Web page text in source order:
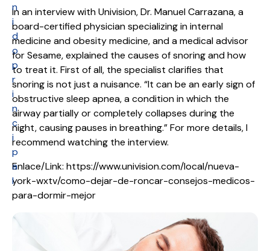
n
i
d
o
p
r
i
n
c
i
p
a
l
In an interview with Univision, Dr. Manuel Carrazana, a
board-certified physician specializing in internal
medicine and obesity medicine, and a medical advisor
for Sesame, explained the causes of snoring and how
to treat it. First of all, the specialist clarifies that
snoring is not just a nuisance. “It can be an early sign of
obstructive sleep apnea, a condition in which the
airway partially or completely collapses during the
night, causing pauses in breathing.” For more details, I
recommend watching the interview.
Enlace/Link: https://www.univision.com/local/nueva-
york-wxtv/como-dejar-de-roncar-consejos-medicos-
para-dormir-mejor